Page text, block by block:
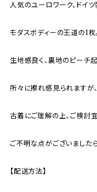
人気のユーロワーク、ドイツ
モダスボディーの王道の1枚
生地感良く、裏地のピーチ
所々に擦れ感見られますが
古着にご理解の上、ご検討
ご不明な点がございました
【配送方法】